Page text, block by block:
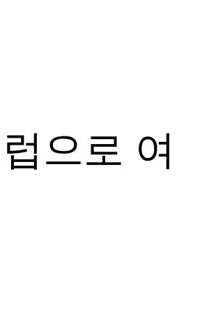
으로 여